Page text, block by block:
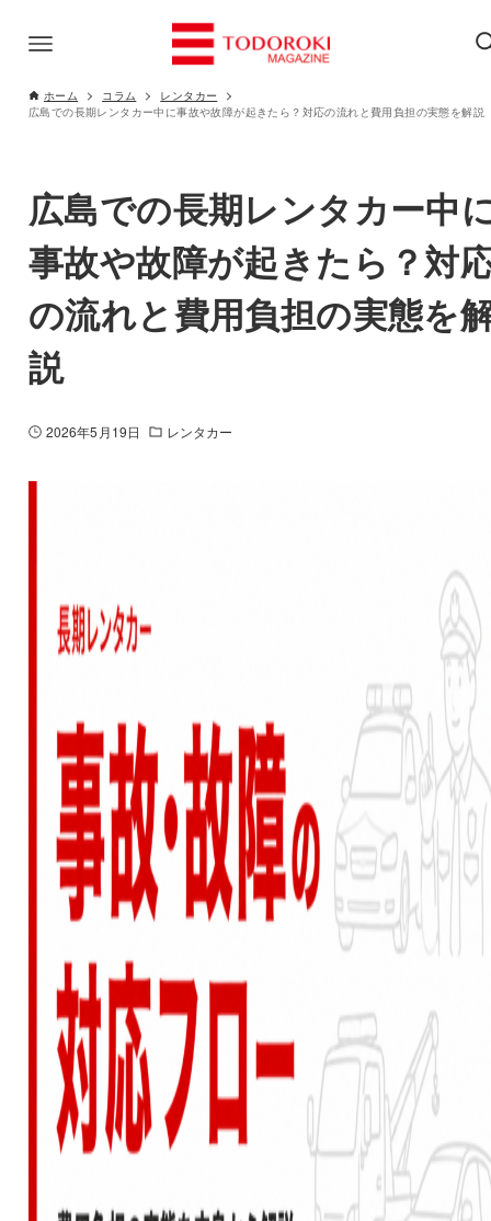
ホーム コラム
レンタカー
広島での長期レンタカー中に事故や故障が起きたら？対応の流れと費用負担の実態を解説
広島での長期レンタカー中
事故や故障が起きたら？対
の流れと費用負担の実態を
説
2026年5月19日 レンタカー